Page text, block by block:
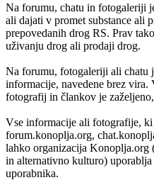
Na forumu, chatu in fotogaleriji
ali dajati v promet substance ali
prepovedanih drog RS. Prav
uživanju drog ali prodaji drog.
Na forumu, fotogaleriji ali chatu
informacije, navedene brez vira.
fotografij in člankov je
Vse informacije ali fotografije,
forum.konoplja.org,
lahko organizacija Konoplja.org
in alternativno kulturo)
uporabnika.